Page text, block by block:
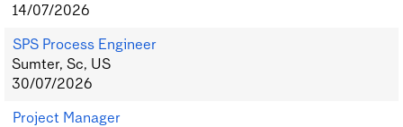
14/07/2026
SPS Process Engineer
Sumter, Sc, US
30/07/2026
Project Manager